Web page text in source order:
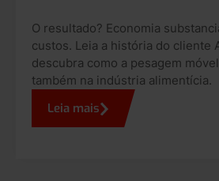
O resultado? Economia
custos. Leia a história do cliente
descubra como a pesagem
também na indústria alimentícia.
Leia mais